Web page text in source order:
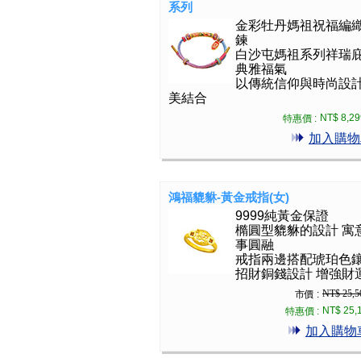
系列
金彩牡丹媽祖祝福編
鍊
白沙屯媽祖系列祥瑞
典雅福氣
以傳統信仰與時尚設
美結合
特惠價 : NT$
加入購
鴻福貔貅-黃金戒指(女)
9999純黃金保證
橢圓型貔貅的設計 寓
事圓融
戒指兩邊搭配琥珀色
招財銅錢設計 增強財
市價 : NT$
特惠價 : NT$
加入購物